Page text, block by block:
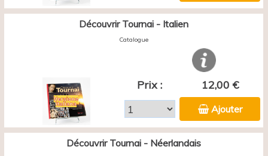
Découvrir Tournai - Italien
Catalogue
Prix : 12,00 €
Ajouter
Découvrir Tournai - Néerlandais